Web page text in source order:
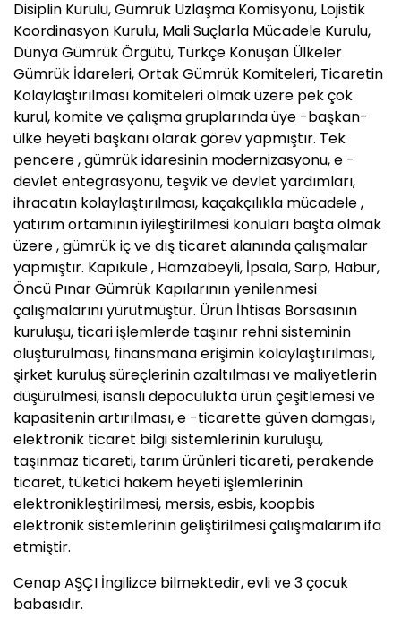
Disiplin Kurulu, Gümrük Uzlaşma Komisyonu, Lojistik
Koordinasyon Kurulu, Mali Suçlarla Mücadele Kurulu,
Dünya Gümrük Örgütü, Türkçe Konuşan Ülkeler
Gümrük İdareleri, Ortak Gümrük Komiteleri, Ticaretin
Kolaylaştırılması komiteleri olmak üzere pek çok
kurul, komite ve çalışma gruplarında üye -başkan-
ülke heyeti başkanı olarak görev yapmıştır. Tek
pencere , gümrük idaresinin modernizasyonu, e -
devlet entegrasyonu, teşvik ve devlet yardımları,
ihracatın kolaylaştırılması, kaçakçılıkla mücadele ,
yatırım ortamının iyileştirilmesi konuları başta olmak
üzere , gümrük iç ve dış ticaret alanında çalışmalar
yapmıştır. Kapıkule , Hamzabeyli, İpsala, Sarp, Habur,
Öncü Pınar Gümrük Kapılarının yenilenmesi
çalışmalarını yürütmüştür. Ürün İhtisas Borsasının
kuruluşu, ticari işlemlerde taşınır rehni sisteminin
oluşturulması, finansmana erişimin kolaylaştırılması,
şirket kuruluş süreçlerinin azaltılması ve maliyetlerin
düşürülmesi, isanslı depoculukta ürün çeşitlemesi ve
kapasitenin artırılması, e -ticarette güven damgası,
elektronik ticaret bilgi sistemlerinin kuruluşu,
taşınmaz ticareti, tarım ürünleri ticareti, perakende
ticaret, tüketici hakem heyeti işlemlerinin
elektronikleştirilmesi, mersis, esbis, koopbis
elektronik sistemlerinin geliştirilmesi çalışmalarım ifa
etmiştir.
Cenap AŞÇI İngilizce bilmektedir, evli ve 3 çocuk
babasıdır.